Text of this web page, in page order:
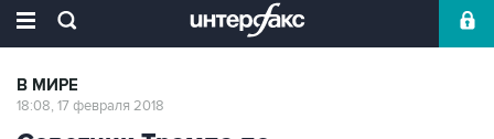
В МИРЕ
18:08, 17 февраля 2018